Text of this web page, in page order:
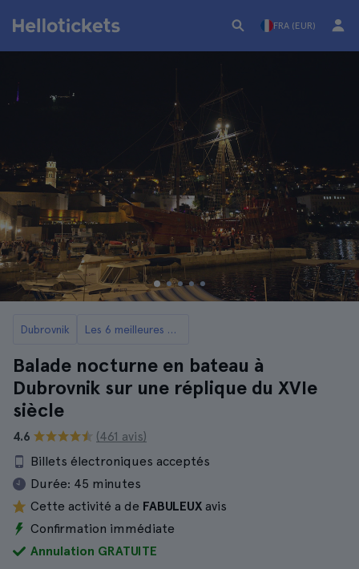
FRA (EUR)
Dubrovnik Les 6 meilleures croisières et balades en bateau à Dubrovnik
Balade nocturne en bateau à
Dubrovnik sur une réplique du XVIe
siècle
4.6
(461 avis)
Billets électroniques acceptés
Durée: 45 minutes
Cette activité a de FABULEUX avis
Confirmation immédiate
Annulation GRATUITE